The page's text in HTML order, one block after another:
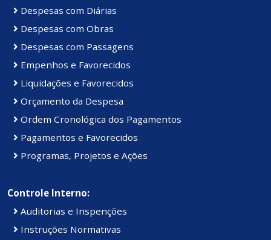
Despesas com Diárias
Despesas com Obras
Despesas com Passagens
Empenhos e Favorecidos
Liquidações e Favorecidos
Orçamento da Despesa
Ordem Cronológica dos Pagamentos
Pagamentos e Favorecidos
Programas, Projetos e Ações
Controle Interno:
Auditorias e Inspenções
Instruções Normativas